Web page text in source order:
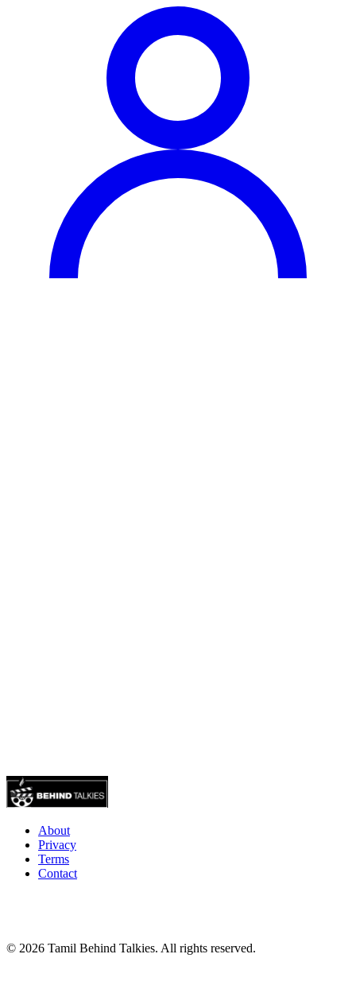
About
Privacy
Terms
Contact
© 2026 Tamil Behind Talkies. All rights reserved.